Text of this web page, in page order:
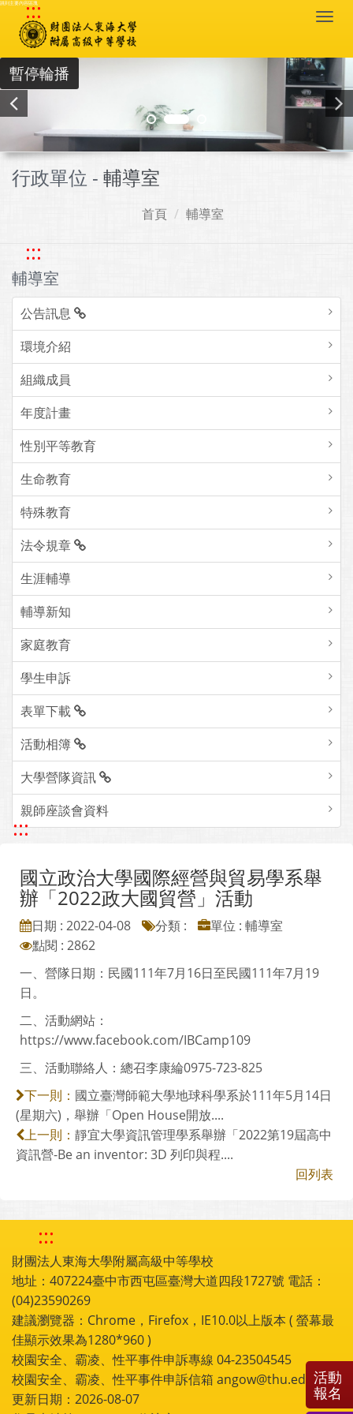
跳到主要內容區塊
:::
暫停輪播
行政單位 - 輔導室
首頁 輔導室
:::
輔導室
公告訊息
環境介紹
組織成員
年度計畫
性別平等教育
生命教育
特殊教育
法令規章
生涯輔導
輔導新知
家庭教育
學生申訴
表單下載
活動相簿
大學營隊資訊
親師座談會資料
:::
國立政治大學國際經營與貿易學系舉
辦「2022政大國貿營」活動
日期 : 2022-04-08 分類 :
單位 : 輔導室
點閱 : 2862
一、營隊日期：民國111年7月16日至民國111年7月19
日。
二、活動網站：
https://www.facebook.com/IBCamp109
三、活動聯絡人：總召李康綸0975-723-825
下一則： 國立臺灣師範大學地球科學系於111年5月14日
(星期六)，舉辦「Open House開放....
上一則： 靜宜大學資訊管理學系舉辦「2022第19屆高中
資訊營-Be an inventor: 3D 列印與程....
回列表
:::
財團法人東海大學附屬高級中等學校
地址：407224臺中市西屯區臺灣大道四段1727號 電話：
(04)23590269
建議瀏覽器：Chrome，Firefox，IE10.0以上版本 ( 螢幕最
佳顯示效果為1280*960 )
校園安全、霸凌、性平事件申訴專線 04-23504545
校園安全、霸凌、性平事件申訴信箱 angow@thu.edu.tw
更新日期：2026-08-07
活動
報名